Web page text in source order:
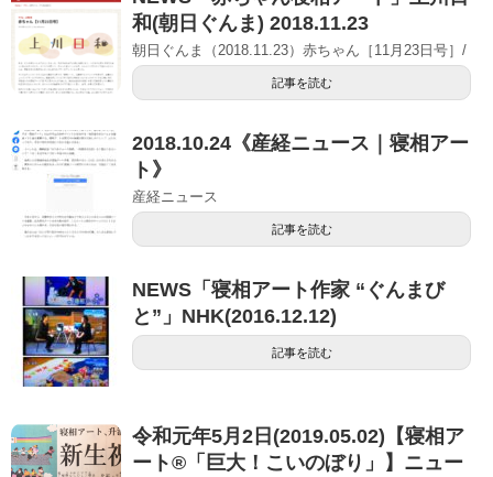
和(朝日ぐんま) 2018.11.23
朝日ぐんま（2018.11.23）赤ちゃん［11月23日号］/
記事を読む
2018.10.24《産経ニュース｜寝相アー
ト》
産経ニュース
記事を読む
NEWS「寝相アート作家 “ぐんまび
と”」NHK(2016.12.12)
記事を読む
令和元年5月2日(2019.05.02)【寝相ア
ート®「巨大！こいのぼり」】ニュー